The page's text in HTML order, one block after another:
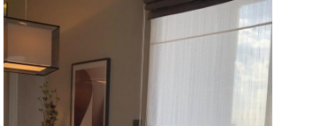
Maximum 3 units
Clear all